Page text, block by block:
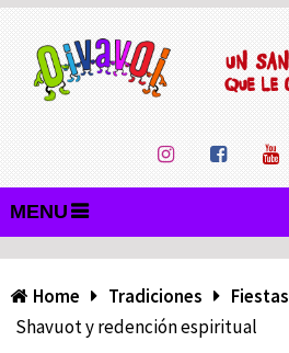
MENU
Home Tradiciones
Fiestas
Shavuot y redención espiritual